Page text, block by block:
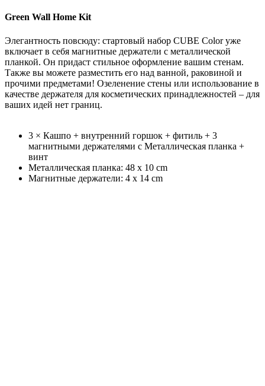
Green Wall Home Kit
Элегантность повсюду: стартовый набор CUBE Color уже
включает в себя магнитные держатели с металлической
планкой. Он придаст стильное оформление вашим стенам.
Также вы можете разместить его над ванной, раковиной и
прочими предметами! Озеленение стены или использование в
качестве держателя для косметических принадлежностей – для
ваших идей нет границ.
3 × Кашпо + внутренний горшок + фитиль + 3
магнитными держателями с Металлическая планка +
винт
Металлическая планка: 48 x 10 cm
Магнитные держатели: 4 x 14 cm